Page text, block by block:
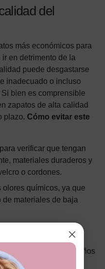
del
más económicos para
en detrimento de la
puede desgastarse
inadecuado o incluso
bien es comprensible
zapatos de alta calidad
plazo. Cómo evitar este
verificar que tengan
materiales duraderos y
o cordones.
olores químicos, ya que
materiales de baja
investigue marcas
confiable para niños